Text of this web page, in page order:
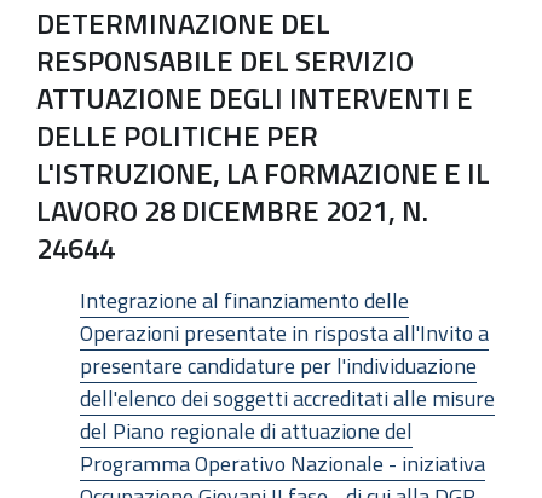
DETERMINAZIONE DEL
RESPONSABILE DEL SERVIZIO
ATTUAZIONE DEGLI INTERVENTI E
DELLE POLITICHE PER
L'ISTRUZIONE, LA FORMAZIONE E IL
LAVORO 28 DICEMBRE 2021, N.
24644
Integrazione al finanziamento delle
Operazioni presentate in risposta all'Invito a
presentare candidature per l'individuazione
dell'elenco dei soggetti accreditati alle misure
del Piano regionale di attuazione del
Programma Operativo Nazionale - iniziativa